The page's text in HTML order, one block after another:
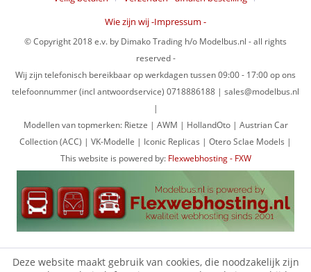
Wie zijn wij -Impressum -
© Copyright 2018 e.v. by Dimako Trading h/o Modelbus.nl - all rights
reserved -
Wij zijn telefonisch bereikbaar op werkdagen tussen 09:00 - 17:00 op ons
telefoonnummer (incl antwoordservice) 0718886188 | sales@modelbus.nl
|
Modellen van topmerken: Rietze | AWM | HollandOto | Austrian Car
Collection (ACC) | VK-Modelle | Iconic Replicas | Otero Sclae Models |
This website is powered by: Flexwebhosting - FXW
Deze website maakt gebruik van cookies, die noodzakelijk zijn